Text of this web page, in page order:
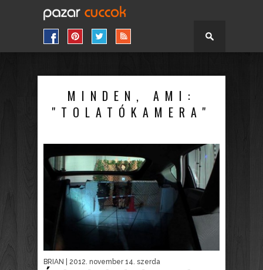
MINDEN, AMI:
"TOLATÓKAMERA"
BRIAN | 2012. november 14. szerda